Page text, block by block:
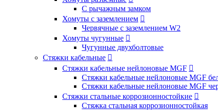
С рычажным замком
Хомуты с заземлением 
Червячные с заземлением W2
Хомуты чугунные 
Чугунные двухболтовые
Стяжки кабельные 
Стяжки кабельные нейлоновые MGF 
Стяжки кабельные нейлоновые MGF
Стяжки кабельные нейлоновые MGF
Стяжки стальные коррозионностойкие 
Стяжка стальная коррозионностойкая